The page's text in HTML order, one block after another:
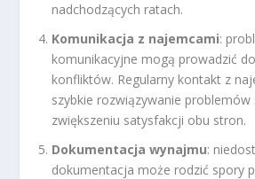
nadchodzących ratach.
Komunikacja z najemcami:
komunikacyjne mogą prowadzić
konfliktów. Regularny kontakt z
szybkie rozwiązywanie problemów
zwiększeniu satysfakcji obu stron.
Dokumentacja wynajmu:
dokumentacja może rodzić spory